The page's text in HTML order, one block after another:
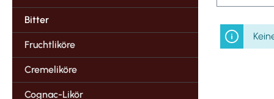
Bitter
Fruchtliköre
Cremeliköre
Cognac-Likör